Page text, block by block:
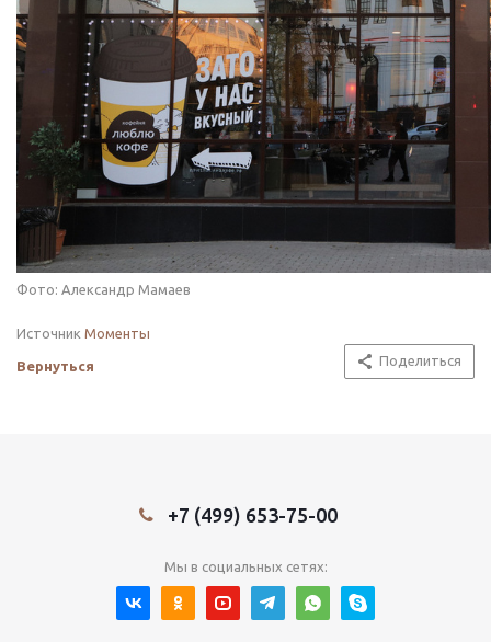
Фото: Александр Мамаев
Источник Моменты
Вернуться Поделиться
+7 (499) 653-75-00
Мы в социальных сетях: